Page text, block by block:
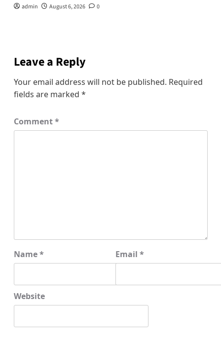
admin August 6, 2026 0
Leave a Reply
Your email address will not be published. Required
fields are marked *
Comment*
Name* Email *
Website